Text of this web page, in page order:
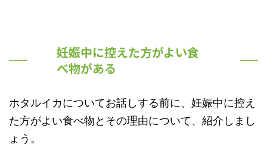
妊娠中に控えた方がよい食
べ物がある
ホタルイカについてお話しする前に、妊娠中に控え
た方がよい食べ物とその理由について、紹介しまし
ょう。